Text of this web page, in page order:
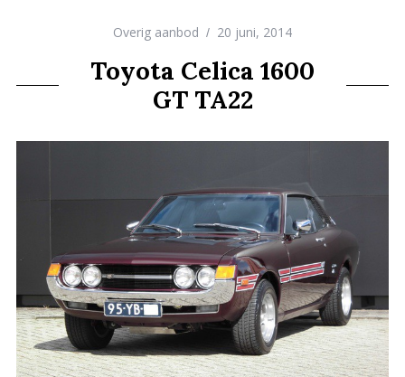
c
o
C
H
Overig aanbod 20 juni, 2014
Toyota Celica 1600
GT TA22